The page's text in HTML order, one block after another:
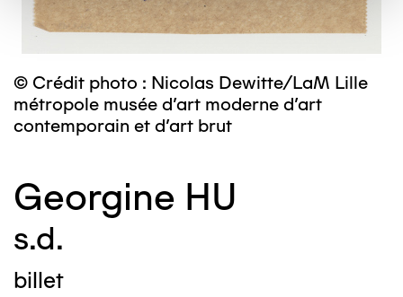
© Crédit photo : Nicolas Dewitte/LaM Lille
métropole musée d’art moderne d’art
contemporain et d’art brut
Georgine HU
s.d.
billet